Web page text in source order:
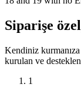
Siparişe
Kendiniz
kurulan ve
1